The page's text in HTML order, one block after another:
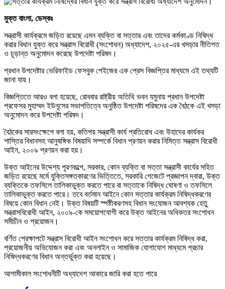
মুক্ত বাংলা, ডেস্কঃ
সন্ত্রাসী কার্যক্রমে জড়িত রয়েছে এমন ব্যক্তি বা সত্তার এবং তাদের কর্মকাণ্ড নিষিদ্ধ
করার বিধান যুক্ত করে সন্ত্রাস বিরোধী (সংশোধন) অধ্যাদেশ, ২০২৫-এর খসড়ার নীতিগত
ও চূড়ান্ত অনুমোদন করেছে উপদেষ্টা পরিষদ।
প্রধান উপদেষ্টার ভেরিফাইড ফেসবুক পেইজের এক প্রেস বিজ্ঞপ্তির মাধ্যমে এই তথ্যটি
জানা যায়।
বিজ্ঞপ্তিতে আরও বলা হয়েছে, রোববার রাষ্ট্রীয় অতিথি ভবন যমুনায় প্রধান উপদেষ্টা
প্রফেসর মুহাম্মদ ইউনূসের সভাপতিত্বে অনুষ্ঠিত উপদেষ্টা পরিষদের এক বৈঠকে এই খসড়া
অনুমোদন করে উপদেষ্টা পরিষদ।
বৈঠকের সারসংক্ষেপে বলা হয়, কতিপয় সন্ত্রাসী কার্য প্রতিরোধ এবং উহাদের কার্যকর
শাস্তির বিধানসহ আনুষঙ্গিক বিষয়াদি সম্পর্কে বিধান প্রণয়ন করার নিমিত্ত সন্ত্রাস বিরোধী
আইন, ২০০৯ প্রণয়ন করা হয়।
উক্ত আইনের উদ্দেশ্য পূরণকল্পে, সরকার, কোন ব্যক্তি বা সত্তা সন্ত্রাসী কার্যের সহিত
জড়িত রয়েছে মর্মে যুক্তিসঙ্গতকারণের ভিত্তিতে, সরকারি গেজেটে প্রজ্ঞাপন দ্বারা, উক্ত
ব্যক্তিকে তফসিলে তালিকাভুক্ত করতে পারে বা সত্তাকে নিষিদ্ধ ঘোষণা ও তফসিলে
তালিকাভুক্ত করতে পারে। তবে বর্তমান আইনে কোন সত্তার কার্যক্রম নিষিদ্ধকরণের
বিষয়ে কোন বিধান নেই। উক্ত বিষয়টি স্পষ্টীকরণসহ বিধান সংযোজন আবশ্যক হেতু
সন্ত্রাসবিরোধী আইন, ২০০৯-কে সময়োপযোগী করে উক্ত আইনের অধিকতর সংশোধন
সমীচীন ও প্রয়োজন।
বর্ণিত প্রেক্ষাপটে সন্ত্রাস বিরোধী আইন সংশোধন করে সত্তার কার্যক্রম নিষিদ্ধ করা,
প্রয়োজনীয় অভিযোজন করা এবং অনলাইন ও সামাজিক যোগাযোগ মাধ্যমে প্রচার
নিষিদ্ধকরণের বিধান অন্তর্ভুক্ত করা হয়েছে।
আগামীকাল সংশোধনীটি অধ্যাদেশ আকারে জারি করা হতে পারে